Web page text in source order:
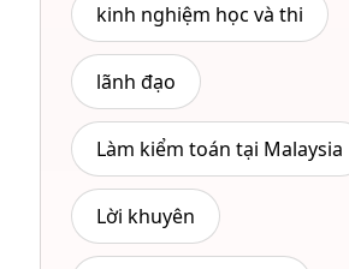
kinh nghiệm học và thi
lãnh đạo
Làm kiểm toán tại Malaysia
Lời khuyên